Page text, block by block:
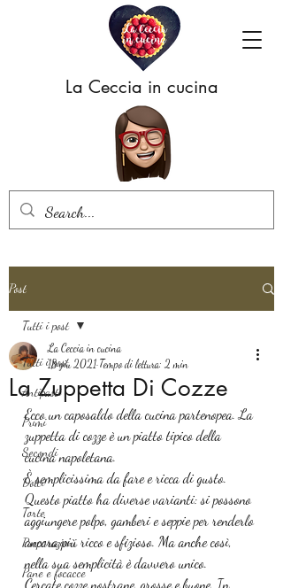
La Ceccia in cucina
Post
Tutti i post
Antipasti
Primi
Secondi
Dolci
Torte
Preparazioni
Pane e focacce
Tutti i post
La Zuppetta Di Cozze
La Ceccia in cucina
18 giu 2021 Tempo di lettura: 2 min
Ecco un caposaldo della cucina partenopea. La
zuppetta di cozze è un piatto tipico della
cucina napoletana.
È semplicissima da fare e ricca di gusto.
Questo piatto ha diverse varianti: si possono
aggiungere polpo, gamberi e seppie per renderlo
ancora più ricco e sfizioso. Ma anche così,
nella sua semplicità è davvero unico.
Cercate cozze nostrane, grosse e buone. In